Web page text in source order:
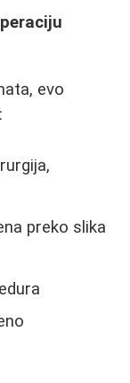
evo
preko slika